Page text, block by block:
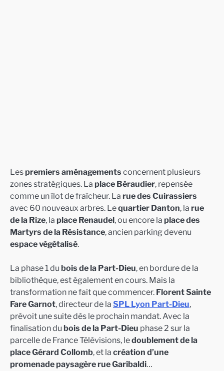
Les premiers aménagements concernent plusieurs
zones stratégiques. La place Béraudier, repensée
comme un îlot de fraîcheur. La rue des Cuirassiers
avec 60 nouveaux arbres. Lequartier Danton, la rue
de la Rize, la place Renaudel, ou encore la place des
Martyrs de la Résistance, ancien parking devenu
espace végétalisé.
La phase 1 du bois de la Part-Dieu, en bordure de la
bibliothèque, est également en cours. Mais la
transformation ne fait que commencer. Florent Sainte
Fare Garnot, directeur de la SPL Lyon Part-Dieu,
prévoit une suite dès le prochain mandat. Avec la
finalisation du bois de la Part-Dieu phase 2 sur la
parcelle de France Télévisions, ledoublement de la
place Gérard Collomb, et la création d’une
promenade paysagère rue Garibaldi…